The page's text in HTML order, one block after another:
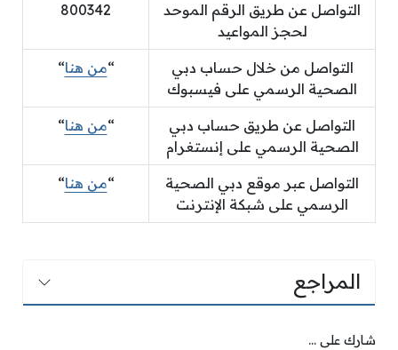
التواصل عن طريق الرقم الموحد
لحجز المواعيد
800342
التواصل من خلال حساب دبي
الصحية الرسمي على فيسبوك
“من هنا“
التواصل عن طريق حساب دبي
الصحية الرسمي على إنستغرام
“من هنا“
التواصل عبر موقع دبي الصحية
الرسمي على شبكة الإنترنت
“من هنا“
المراجع
شارك على ...